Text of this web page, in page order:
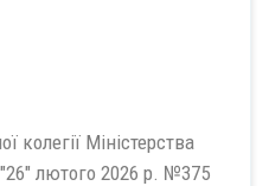
колегії Міністерства
"26" лютого 2026 р. №375